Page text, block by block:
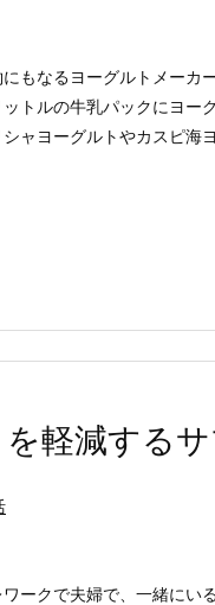
もなるヨーグルトメーカ
ットルの牛乳パックにヨー
シャヨーグルトやカスピ海
軽減する
ワークで夫婦で、一緒にい